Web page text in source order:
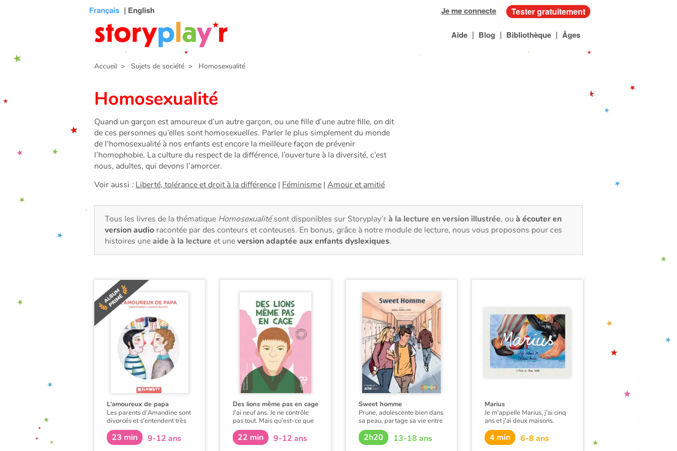
Français | English Je me connecte Tester gratuitement
Aide | Blog | Bibliothèque | Âges
Accueil > Sujets de société > Homosexualité
Homosexualité
Quand un garçon est amoureux d’un autre garçon, ou une fille d’une autre fille, on dit
de ces personnes qu’elles sont homosexuelles. Parler le plus simplement du monde
de l'homosexualité à nos enfants est encore la meilleure façon de prévenir
l’homophobie. La culture du respect de la différence, l’ouverture à la diversité, c’est
nous, adultes, qui devons l’amorcer.
Voir aussi : Liberté, tolérance et droit à la différence | Féminisme | Amour et amitié
Tous les livres de la thématique Homosexualitésont disponibles sur Storyplay’rà la lecture en version illustrée, ou à écouter en
version audio racontée par des conteurs et conteuses. En bonus, grâce à notre module de lecture, nous vous proposons pour ces
histoires uneaide à la lecture et uneversion adaptée aux enfants dyslexiques.
L'amoureux de papa
Les parents d'Amandine sont
divorcés et s'entendent très
bien. Tout est à sa place dans
la vie de la petite fille. Mais un
jour son père lui présente son
23 min 9-12 ans
Des lions même pas en cage
J’ai neuf ans. Je ne contrôle
pas tout. Mais qu’est-ce que
j’y peux moi, si maman est
tombée amoureuse d’une fille
qui s’appelle Christelle ? »
22 min 9-12 ans
Sweet homme
Prune, adolescente bien dans
sa peau, partage sa vie entre
son lycée, ses copains du club
vidéo, ses parents écolos... et
Axel. Jusqu’au jour où elle
2h20 13-18 ans
Marius
Je m'appelle Marius, j'ai cinq
ans et j'ai deux maisons.
Maintenant maman a un
nouvel amoureux. Mon papa
aussi a un nouvel amoureux.
4 min 6-8 ans